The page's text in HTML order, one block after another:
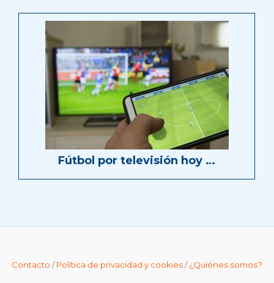
Fútbol por televisión hoy …
Contacto /Política de privacidad y cookies/¿Quiénes somos?